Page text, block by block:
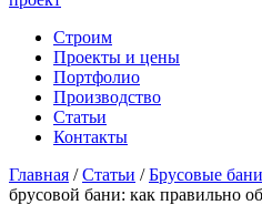
Строим
Проекты и цены
Портфолио
Производство
Статьи
Контакты
Главная / Статьи / Брусовые бани
брусовой бани: как правильно